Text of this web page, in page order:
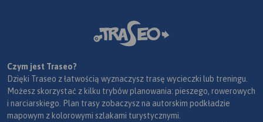
Czym jest Traseo?
Dzięki Traseo z łatwością wyznaczysz trasę wycieczki lub treningu.
Możesz skorzystać z kilku trybów planowania: pieszego, rowerowych
i narciarskiego. Plan trasy zobaczysz na autorskim podkładzie
mapowym z kolorowymi szlakami turystycznymi.